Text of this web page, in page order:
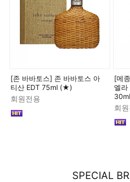
[존 바바토스] 존 바바토스 아
티산 EDT 75ml (★)
회원전용
[메
엘라
회
SPECIAL